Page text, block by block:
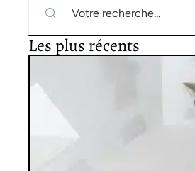
Les plus récents